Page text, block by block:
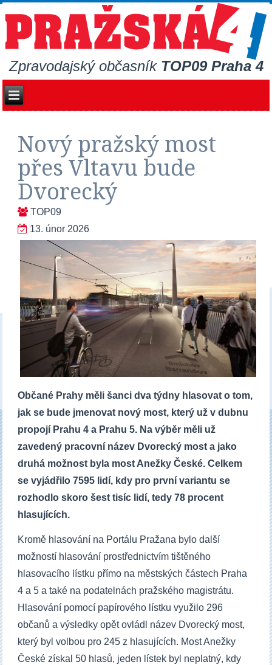
Zpravodajský občasník TOP09 Praha 4
Nový pražský most
přes Vltavu bude
Dvorecký
TOP09
13. únor 2026
Občané Prahy měli šanci dva týdny hlasovat o tom,
jak se bude jmenovat nový most, který už v dubnu
propojí Prahu 4 a Prahu 5. Na výběr měli už
zavedený pracovní název Dvorecký most a jako
druhá možnost byla most Anežky České. Celkem
se vyjádřilo 7595 lidí, kdy pro první variantu se
rozhodlo skoro šest tisíc lidí, tedy 78 procent
hlasujících.
Kromě hlasování na Portálu Pražana bylo další
možností hlasování prostřednictvím tištěného
hlasovacího lístku přímo na městských částech Praha
4 a 5 a také na podatelnách pražského magistrátu.
Hlasování pomocí papírového lístku využilo 296
občanů a výsledky opět ovládl název Dvorecký most,
který byl volbou pro 245 z hlasujících. Most Anežky
České získal 50 hlasů, jeden lístek byl neplatný, kdy